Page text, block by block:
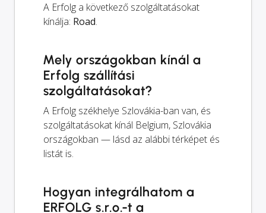
A Erfolg a következő szolgáltatásokat
kínálja: Road.
Mely országokban kínál a
Erfolg szállítási
szolgáltatásokat?
A Erfolg székhelye Szlovákia-ban van, és
szolgáltatásokat kínál Belgium, Szlovákia
országokban — lásd az alábbi térképet és
listát is.
Hogyan integrálhatom a
ERFOLG s.r.o.-t a